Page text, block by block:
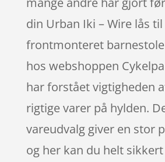
din Urban Iki – Wire lås til
frontmonteret
hos webshoppen
har forstået vigtigheden
rigtige varer på hylden.
vareudvalg giver en stor
og her kan du helt